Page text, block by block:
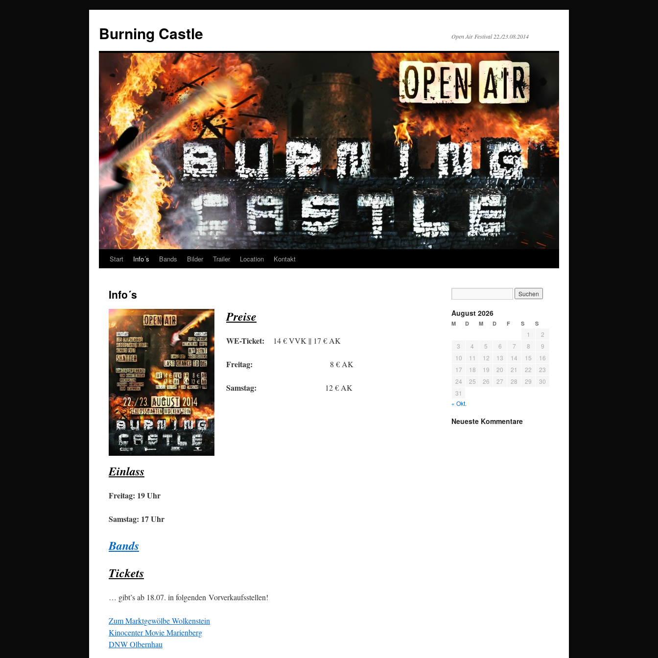
springen
Burning Castle Open Air Festival 22./23.08.2014
Start Info´s Bands Bilder Trailer Location Kontakt
Info´s
Preise
WE-Ticket: 14 € VVK || 17 € AK
Freitag: 8 € AK
Samstag: 12 € AK
Einlass
Freitag: 19 Uhr
Samstag: 17 Uhr
Bands
Tickets
… gibt’s ab 18.07. in folgenden Vorverkaufsstellen!
Zum Marktgewölbe Wolkenstein
Kinocenter Movie Marienberg
DNW Olbernhau
August 2026
M D M D F S S
1
2
3
4 5 6 7 8
9
10
11 12 13 14 15
16
17
18 19 20 21 22
23
24
25 26 27 28 29
30
31
« Okt.
Neueste Kommentare